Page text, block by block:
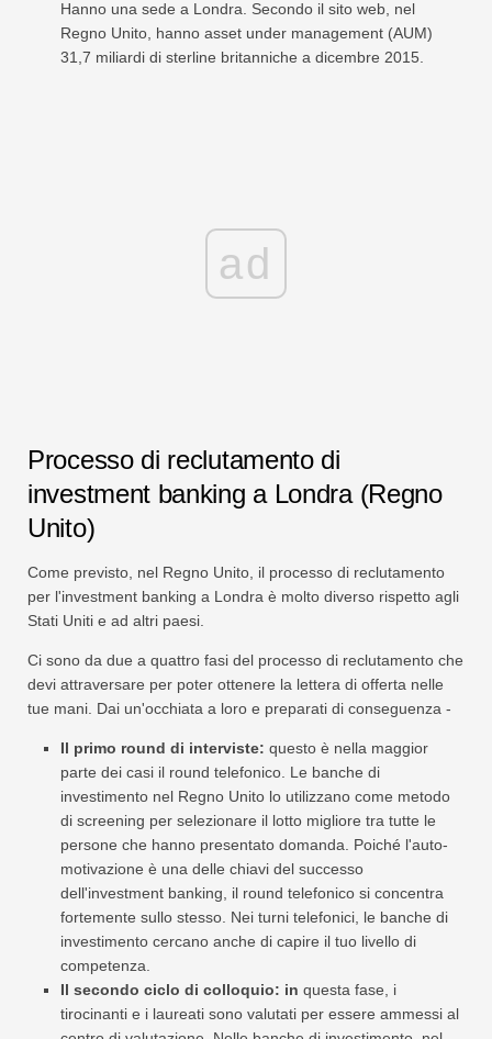
Hanno una sede a Londra. Secondo il sito web, nel
Regno Unito, hanno asset under management (AUM)
31,7 miliardi di sterline britanniche a dicembre 2015.
ad
Processo di reclutamento di
investment banking a Londra (Regno
Unito)
Come previsto, nel Regno Unito, il processo di reclutamento
per l'investment banking a Londra è molto diverso rispetto agli
Stati Uniti e ad altri paesi.
Ci sono da due a quattro fasi del processo di reclutamento che
devi attraversare per poter ottenere la lettera di offerta nelle
tue mani. Dai un'occhiata a loro e preparati di conseguenza -
Il primo round di interviste: questo è nella maggior
parte dei casi il round telefonico. Le banche di
investimento nel Regno Unito lo utilizzano come metodo
di screening per selezionare il lotto migliore tra tutte le
persone che hanno presentato domanda. Poiché l'auto-
motivazione è una delle chiavi del successo
dell'investment banking, il round telefonico si concentra
fortemente sullo stesso. Nei turni telefonici, le banche di
investimento cercano anche di capire il tuo livello di
competenza.
Il secondo ciclo di colloquio: in questa fase, i
tirocinanti e i laureati sono valutati per essere ammessi al